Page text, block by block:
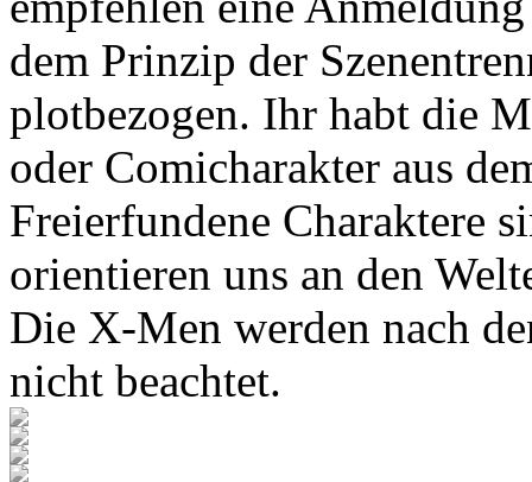
dem Prinzip der
plotbezogen. Ihr habt die
oder Comicharakter aus
Freierfundene Charaktere
orientieren uns an den
Die X-Men werden nach
nicht beachtet.